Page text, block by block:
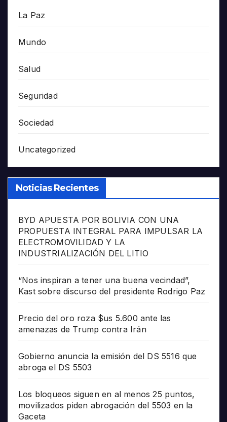
La Paz
Mundo
Salud
Seguridad
Sociedad
Uncategorized
Noticias Recientes
BYD APUESTA POR BOLIVIA CON UNA
PROPUESTA INTEGRAL PARA IMPULSAR LA
ELECTROMOVILIDAD Y LA
INDUSTRIALIZACIÓN DEL LITIO
“Nos inspiran a tener una buena vecindad”,
Kast sobre discurso del presidente Rodrigo Paz
Precio del oro roza $us 5.600 ante las
amenazas de Trump contra Irán
Gobierno anuncia la emisión del DS 5516 que
abroga el DS 5503
Los bloqueos siguen en al menos 25 puntos,
movilizados piden abrogación del 5503 en la
Gaceta